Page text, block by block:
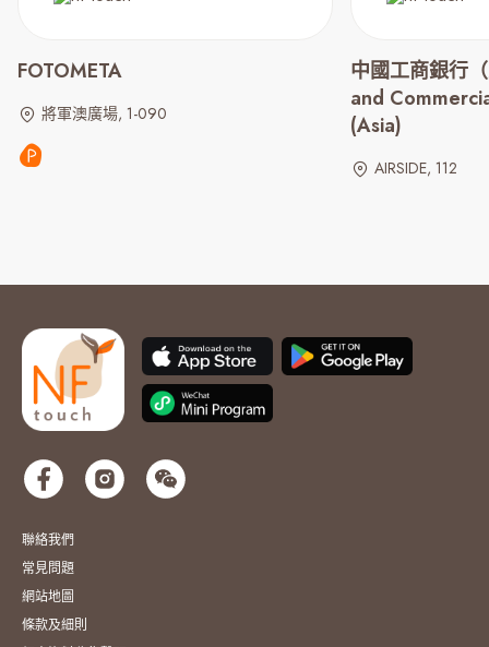
FOTOMETA
將軍澳廣場, 1-090
中國工商銀行
and
(Asia)
AIRSIDE, 112
聯絡我們
常見問題
網站地圖
條款及細則